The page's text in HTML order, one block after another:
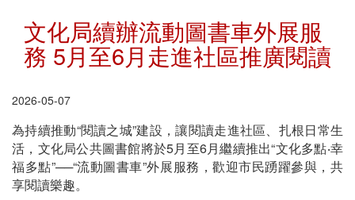
文化局續辦流動圖書車外展服
務 5月至6月走進社區推廣閱讀
2026-05-07
為持續推動“閱讀之城”建設，讓閱讀走進社區、扎根日常生
活，文化局公共圖書館將於5月至6月繼續推出“文化多點‧幸
福多點”──“流動圖書車”外展服務，歡迎市民踴躍參與，共
享閱讀樂趣。